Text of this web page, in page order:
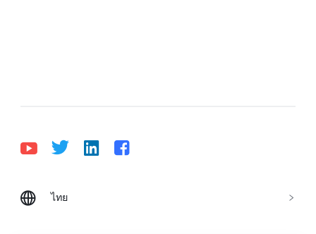
ไทย